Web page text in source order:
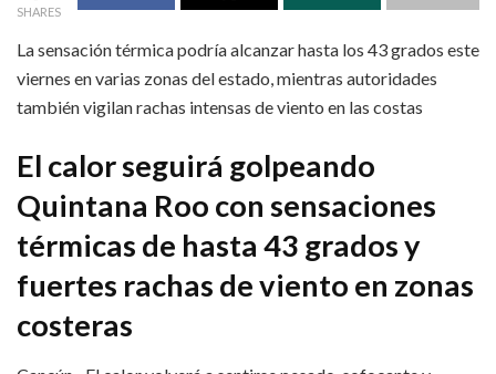
SHARES
La sensación térmica podría alcanzar hasta los 43 grados este
viernes en varias zonas del estado, mientras autoridades
también vigilan rachas intensas de viento en las costas
El calor seguirá golpeando
Quintana Roo con sensaciones
térmicas de hasta 43 grados y
fuertes rachas de viento en zonas
costeras